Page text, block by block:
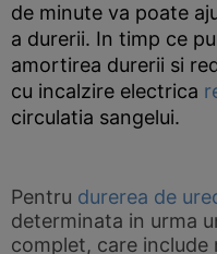
de minute va poate
a durerii. In timp ce
amortirea durerii si
cu incalzire electrica
circulatia sangelui.
Pentru durerea de
determinata in urma
complet, care include